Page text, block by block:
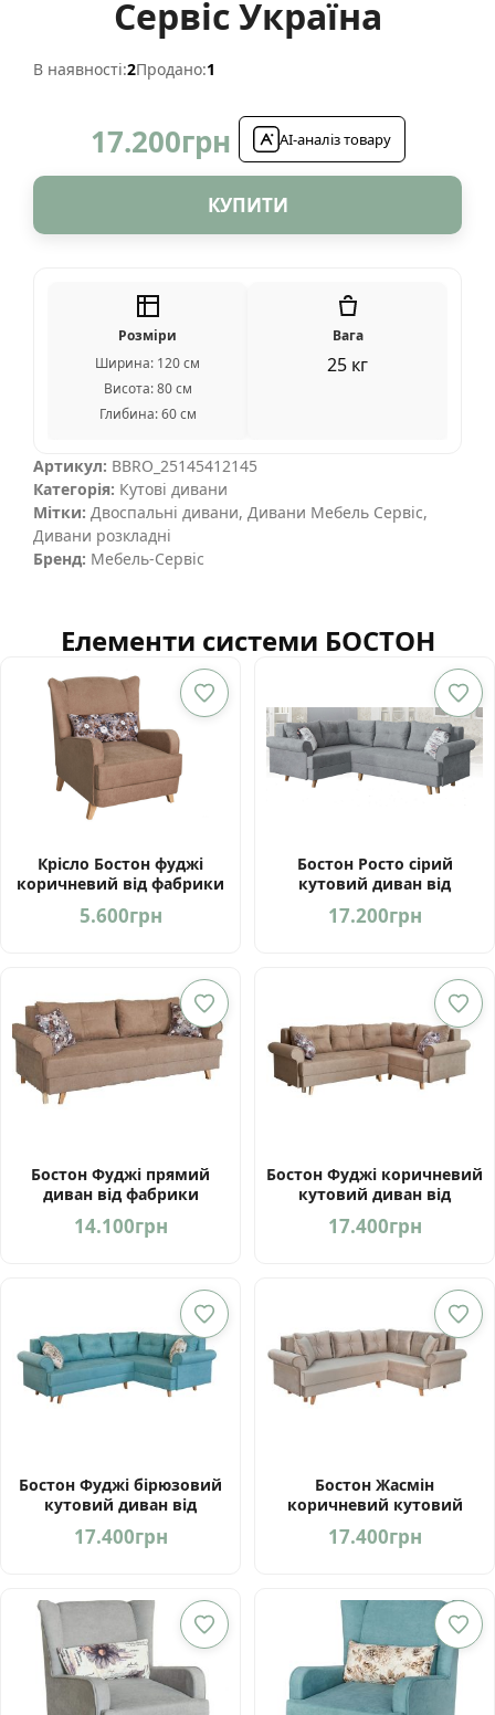
Сервіс Україна
В наявності:2Продано:1
17.200грн AI-аналіз товару
КУПИТИ
Розміри
Ширина: 120 см
Висота: 80 см
Глибина: 60 см
Вага
25 кг
Артикул: BBRO_25145412145
Категорія: Кутові дивани
Мітки: Двоспальні дивани, Дивани Мебель Сервіс,
Дивани розкладні
Бренд: Мебель-Сервіс
Елементи системи БОСТОН
Крісло Бостон фуджі
коричневий від фабрики
5.600грн
Бостон Росто сірий
кутовий диван від
Україна
17.200грн
Бостон Фуджі прямий
диван від фабрики
14.100грн
Бостон Фуджі коричневий
кутовий диван від
Україна
17.400грн
Бостон Фуджі бірюзовий
кутовий диван від
Україна
17.400грн
Бостон Жасмін
коричневий кутовий
Мебель-Сервіс Україна
17.400грн